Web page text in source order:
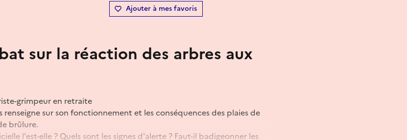
Ajouter à mes favoris
sur la réaction des arbres aux
grimpeur en retraite
sur son fonctionnement et les conséquences des plaies de
brûlure.
l'est-elle ? Quels sont les signes d'alerte ? Faut-il badigeonner les